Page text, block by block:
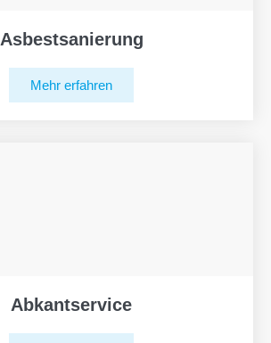
Asbestsanierung
Mehr erfahren
Abkantservice